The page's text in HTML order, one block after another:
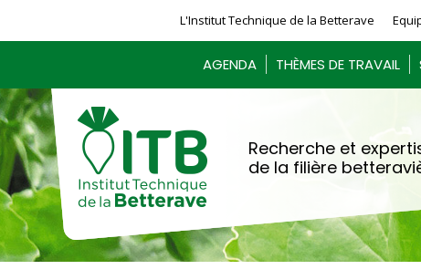
L'Institut Technique de la Betterave
AGENDA THÈMES DE TRAVAIL
Recherche et
de la filière